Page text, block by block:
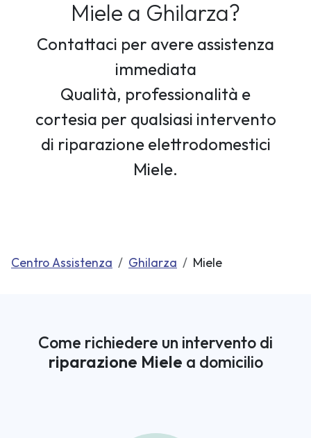
Miele a Ghilarza?
Contattaci per avere assistenza
immediata
Qualità, professionalità e
cortesia per qualsiasi intervento
di riparazione elettrodomestici
Miele.
Centro Assistenza Ghilarza Miele
Come richiedere un intervento di
riparazione Miele a domicilio